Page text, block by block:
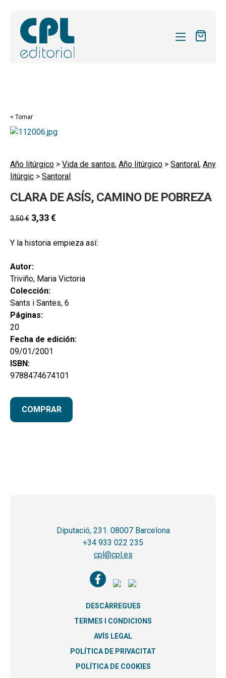
REVISTES
FORMES
el
ACTUALITAT
menú
BLOG
el
CONTACTE
CAT
ESP
< Tornar
Año litúrgico > Vida de santos, Año litúrgico > Santoral, Any
litúrgic > Santoral
CLARA DE ASÍS, CAMINO DE POBREZA
3,50€ 3,33€
Y la historia empieza así:
Autor:
Triviño, Maria Victoria
Colección:
Sants i Santes, 6
Páginas:
20
Fecha de edición:
09/01/2001
ISBN:
9788474674101
COMPRAR
Diputació, 231. 08007 Barcelona
+34 933 022 235
cpl@cpl.es
DESCÀRREGUES
TERMES I CONDICIONS
AVÍS LEGAL
POLÍTICA DE PRIVACITAT
POLÍTICA DE COOKIES